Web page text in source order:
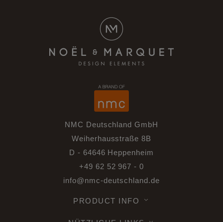
NMC Deutschland GmbH
Weiherhausstraße 8B
D - 64646 Heppenheim
+49 62 52 967 - 0
info@nmc-deutschland.de
PRODUCT INFO